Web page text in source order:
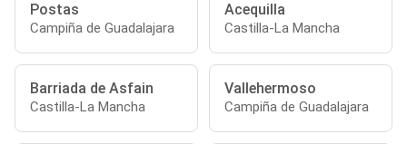
Postas
Campiña de Guadalajara
Acequilla
Castilla-La Mancha
Barriada de Asfain
Castilla-La Mancha
Vallehermoso
Campiña de Guadalajara